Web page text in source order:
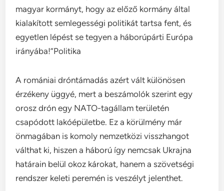
magyar kormányt, hogy az előző kormány által
kialakított semlegességi politikát tartsa fent, és
egyetlen lépést se tegyen a háborúpárti Európa
irányába!”Politika
A romániai dróntámadás azért vált különösen
érzékeny üggyé, mert a beszámolók szerint egy
orosz drón egy NATO-tagállam területén
csapódott lakóépületbe. Ez a körülmény már
önmagában is komoly nemzetközi visszhangot
válthat ki, hiszen a háború így nemcsak Ukrajna
határain belül okoz károkat, hanem a szövetségi
rendszer keleti peremén is veszélyt jelenthet.